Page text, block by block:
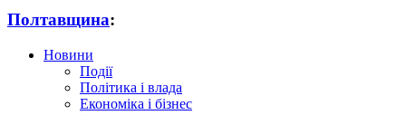
Полтавщина:
Новини
Події
Політика і влада
Економіка і бізнес